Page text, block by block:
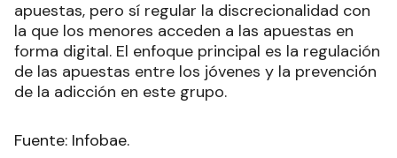
apuestas, pero sí regular la discrecionalidad con
la que los menores acceden a las apuestas en
forma digital. El enfoque principal es la regulación
de las apuestas entre los jóvenes y la prevención
de la adicción en este grupo.
Fuente: Infobae.